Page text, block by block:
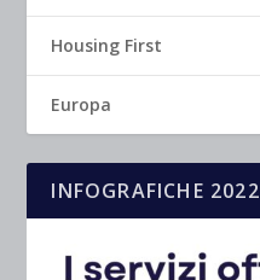
Housing First
Europa
INFOGRAFICHE 2022